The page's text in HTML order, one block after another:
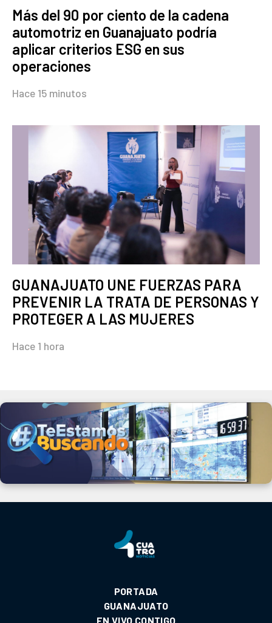
Más del 90 por ciento de la cadena
automotriz en Guanajuato podría
aplicar criterios ESG en sus
operaciones
Hace 15 minutos
GUANAJUATO UNE FUERZAS PARA
PREVENIR LA TRATA DE PERSONAS Y
PROTEGER A LAS MUJERES
Hace 1 hora
PORTADA
GUANAJUATO
EN VIVO CONTIGO